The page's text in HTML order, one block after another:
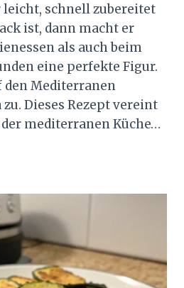
leicht, schnell zubereitet
ist, dann macht er
als auch beim
eine perfekte Figur.
den Mediterranen
Dieses Rezept vereint
mediterranen Küche…